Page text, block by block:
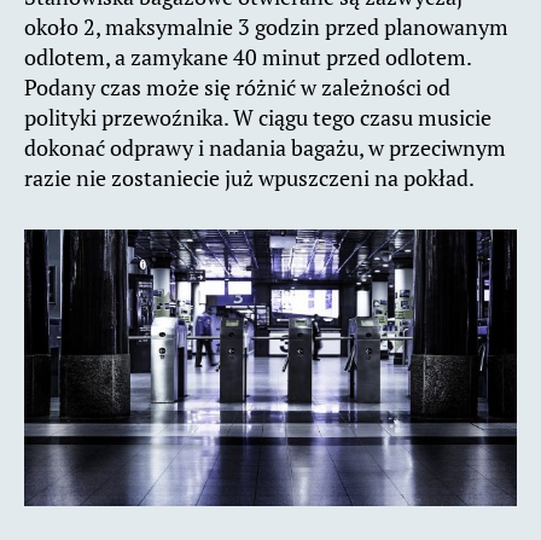
około 2, maksymalnie 3 godzin przed planowanym
odlotem, a zamykane 40 minut przed odlotem.
Podany czas może się różnić w zależności od
polityki przewoźnika. W ciągu tego czasu musicie
dokonać odprawy i nadania bagażu, w przeciwnym
razie nie zostaniecie już wpuszczeni na pokład.